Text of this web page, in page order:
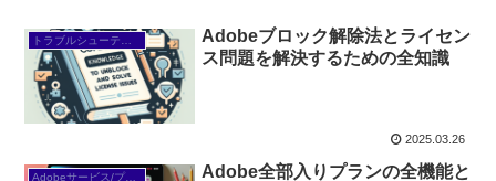
Adobeブロック解除法とライセン
ス問題を解決するための全知識
2025.03.26
Adobeサービス/プラン
Adobe全部入りプランの全機能と